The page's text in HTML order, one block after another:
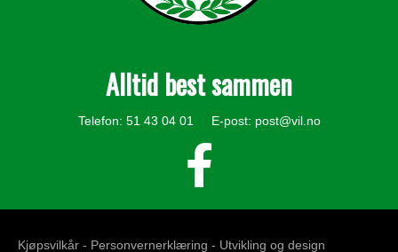
Alltid best sammen
Telefon: 51 43 04 01 E-post: post@vil.no
Kjøpsvilkår - Personvernerklæring - Utvikling og design